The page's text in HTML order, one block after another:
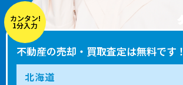
カンタン!
1分入力
不動産の売却・買取査定は無料です！